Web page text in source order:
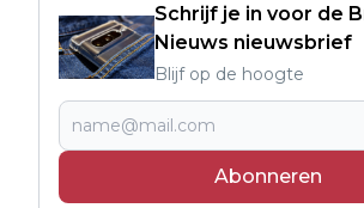
Schrijf je in voor de
Nieuws nieuwsbrief
Blijf op de hoogte
Abonneren